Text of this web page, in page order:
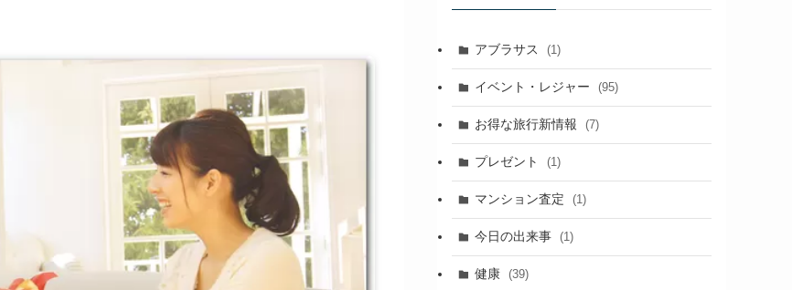
アブラサス (1)
イベント・レジャー (95)
お得な旅行新情報 (7)
プレゼント (1)
マンション査定 (1)
今日の出来事 (1)
健康 (39)